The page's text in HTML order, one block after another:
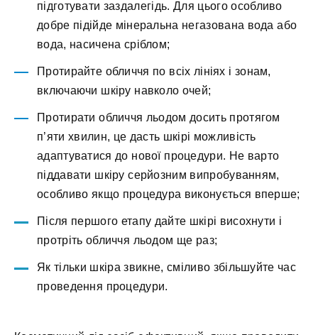
підготувати заздалегідь. Для цього особливо
добре підійде мінеральна негазована вода або
вода, насичена сріблом;
Протирайте обличчя по всіх лініях і зонам,
включаючи шкіру навколо очей;
Протирати обличчя льодом досить протягом
п’яти хвилин, це дасть шкірі можливість
адаптуватися до нової процедури. Не варто
піддавати шкіру серйозним випробуванням,
особливо якщо процедура виконується вперше;
Після першого етапу дайте шкірі висохнути і
протріть обличчя льодом ще раз;
Як тільки шкіра звикне, сміливо збільшуйте час
проведення процедури.